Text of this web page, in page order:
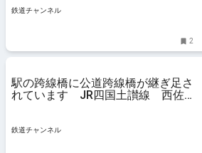
道ニュース | 鉄道チャンネル
鉄道チャンネル
2
駅の跨線橋に公道跨線橋が継ぎ足さ
れています JR四国土讃線 西佐
ネル
鉄道チャンネル